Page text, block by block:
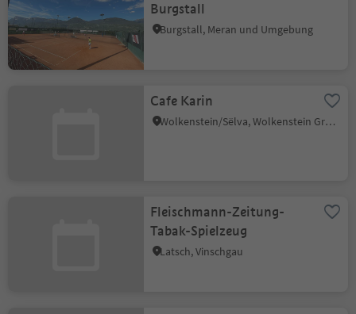
Burgstall
Burgstall, Meran und Umgebung
Cafe Karin
Wolkenstein/Sëlva, Wolkenstein Gröden, Dolomitenregion Gröden
Fleischmann-Zeitung-
Tabak-Spielzeug
Latsch, Vinschgau